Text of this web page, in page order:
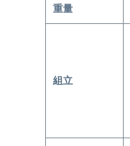
重量
組立